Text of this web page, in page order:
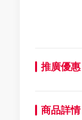
推廣優惠
商品詳情